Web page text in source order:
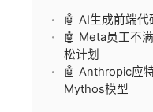
🤖 AI生成前端代
🤖 Meta员工不
松计划
🤖 Anthropic应
Mythos模型